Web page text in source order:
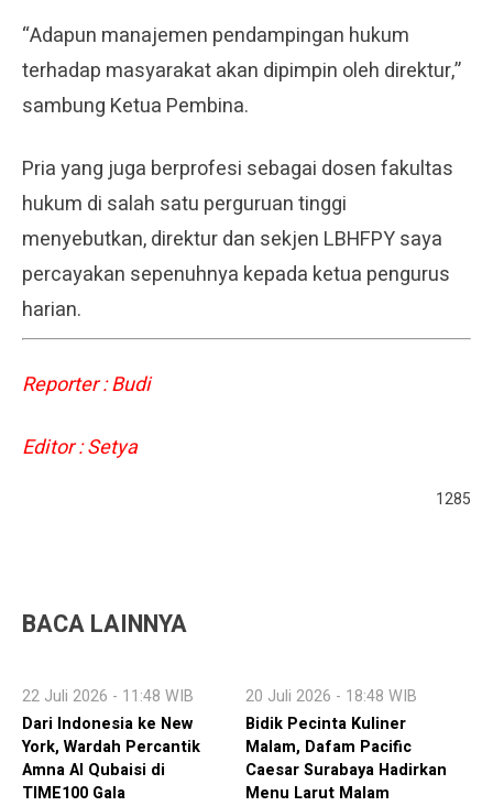
“Adapun manajemen pendampingan hukum
terhadap masyarakat akan dipimpin oleh direktur,”
sambung Ketua Pembina.
Pria yang juga berprofesi sebagai dosen fakultas
hukum di salah satu perguruan tinggi
menyebutkan, direktur dan sekjen LBHFPY saya
percayakan sepenuhnya kepada ketua pengurus
harian.
Reporter : Budi
Editor : Setya
1285
BACA LAINNYA
22 Juli 2026 - 11:48 WIB
Dari Indonesia ke New
York, Wardah Percantik
Amna Al Qubaisi di
TIME100 Gala
20 Juli 2026 - 18:48 WIB
Bidik Pecinta Kuliner
Malam, Dafam Pacific
Caesar Surabaya Hadirkan
Menu Larut Malam